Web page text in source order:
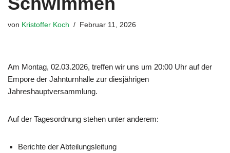
von Kristoffer Koch Februar 11, 2026
Am Montag, 02.03.2026, treffen wir uns um 20:00 Uhr auf der
Empore der Jahnturnhalle zur diesjährigen
Jahreshauptversammlung.
Auf der Tagesordnung stehen unter anderem:
Berichte der Abteilungsleitung